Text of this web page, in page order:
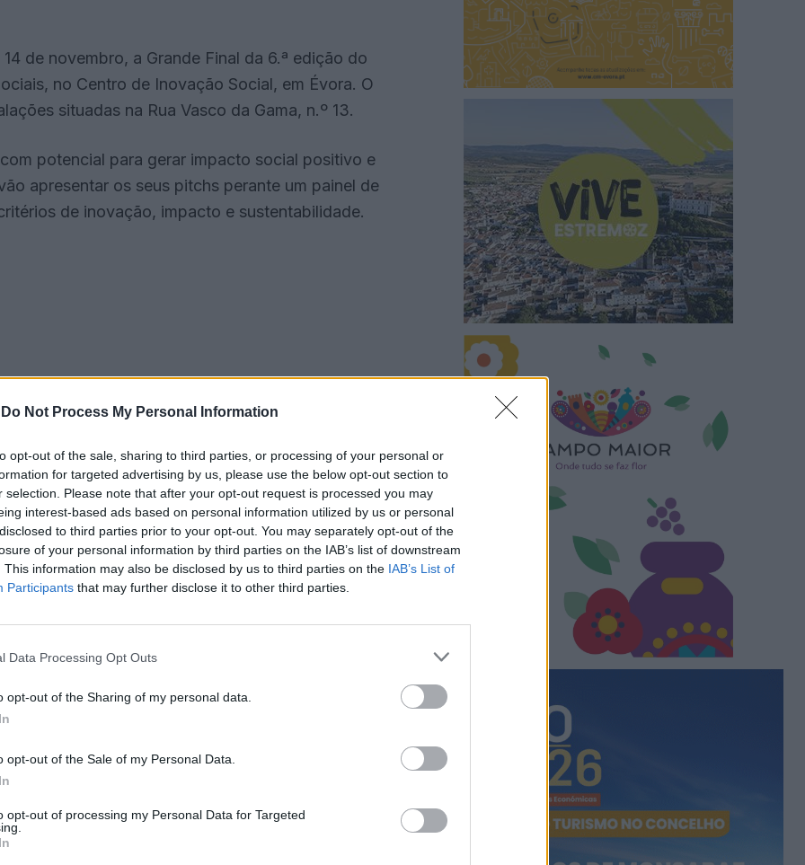
Do Not Process My Personal Information
opt-out of the sale, sharing to third parties, or processing of your personal or
for targeted advertising by us, please use the below opt-out section to
selection. Please note that after your opt-out request is processed you may
interest-based ads based on personal information utilized by us or personal
to third parties prior to your opt-out. You may separately opt-out of the
of your personal information by third parties on the IAB’s list of downstream
This information may also be disclosed by us to third parties on the IAB’s List of
Participants that may further disclose it to other third parties.
Data Processing Opt Outs
opt-out of the Sharing of my personal data.
opt-out of the Sale of my Personal Data.
opt-out of processing my Personal Data for Targeted
de novembro, a Grande Final da 6.ª edição do
no Centro de Inovação Social, em Évora. O
situadas na Rua Vasco da Gama, n.º 13.
potencial para gerar impacto social positivo e
apresentar os seus pitchs perante um painel de
de inovação, impacto e sustentabilidade.
composto por dez sessões, destinado a
iniciativas.
de colaboração entre a Fundação Eugénio de
a realização, no Centro de Inovação Social,
a jovens dos 12 aos 18 anos, com o
tecnologia e multimédia.
pela Orquestra Geração Évora Planícies,
social através da música.
de Inovação Social da Fundação Eugénio
a inovação social e o desenvolvimento